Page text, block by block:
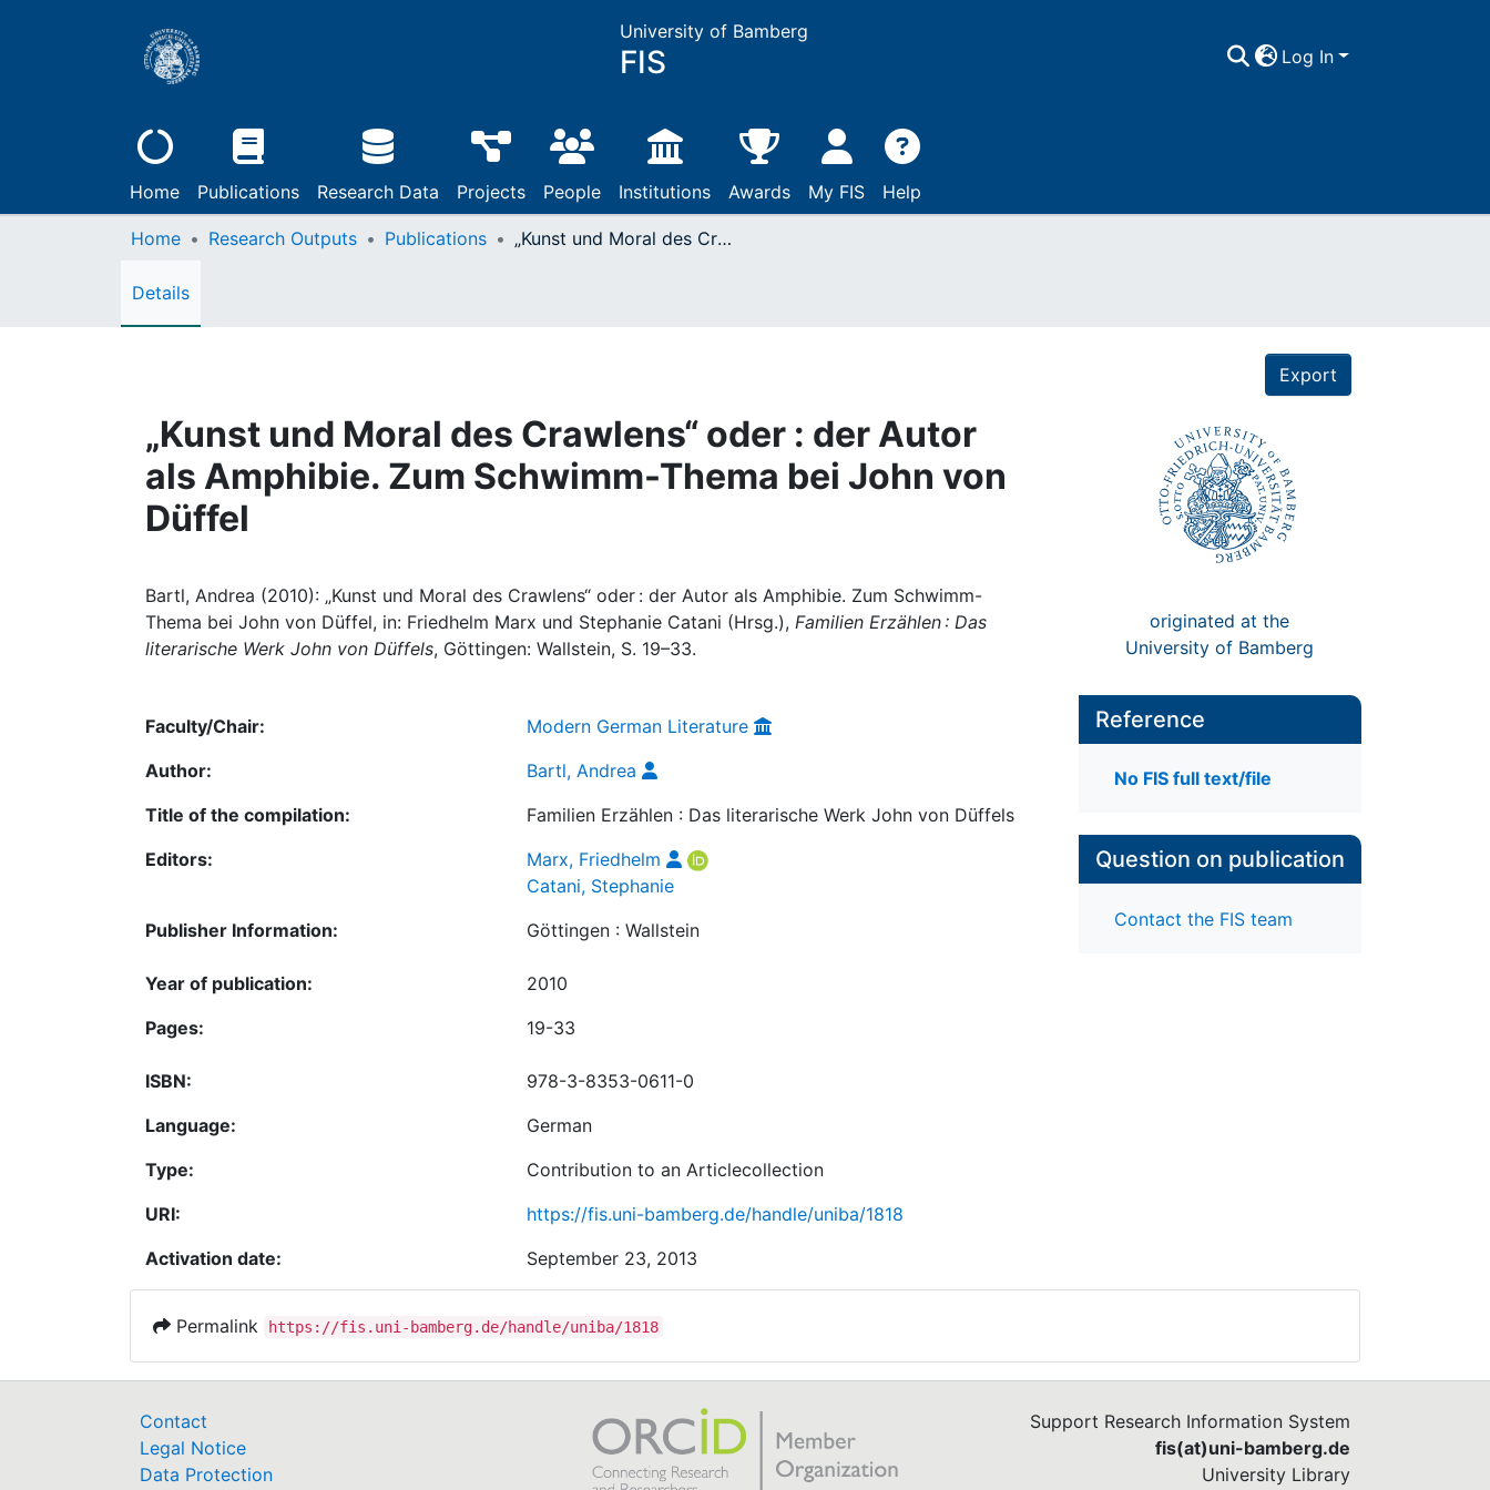
University of Bamberg
FIS Log In
Home Publications Research Data Projects People Institutions Awards My FIS Help
Home Research Outputs Publications „Kunst und Moral des Crawlens“ oder : der Autor als Amphibie. Zum Schwimm-Thema bei John von Düffel
Details
Export
„Kunst und Moral des Crawlens“ oder : der Autor
als Amphibie. Zum Schwimm-Thema bei John von
Düffel
Bartl, Andrea (2010): „Kunst und Moral des Crawlens“ oder : der Autor als Amphibie. Zum Schwimm-
Thema bei John von Düffel, in: Friedhelm Marx und Stephanie Catani (Hrsg.), Familien Erzählen : Das
literarische Werk John von Düffels, Göttingen: Wallstein, S. 19–33.
originated at the
University of Bamberg
Faculty/Chair:
Modern German Literature
Author:
Bartl, Andrea
Title of the compilation:
Familien Erzählen : Das literarische Werk John von Düffels
Editors:
Marx, Friedhelm
Catani, Stephanie
Publisher Information:
Göttingen : Wallstein
Year of publication:
2010
Pages:
19-33
ISBN:
978-3-8353-0611-0
Language:
German
Type:
Contribution to an Articlecollection
URI:
https://fis.uni-bamberg.de/handle/uniba/1818
Activation date:
September 23, 2013
Reference
No FIS full text/file
Question on publication
Contact the FIS team
Permalink https://fis.uni-bamberg.de/handle/uniba/1818
Contact
Legal Notice
Data Protection
Support Research Information System
fis(at)uni-bamberg.de
University Library